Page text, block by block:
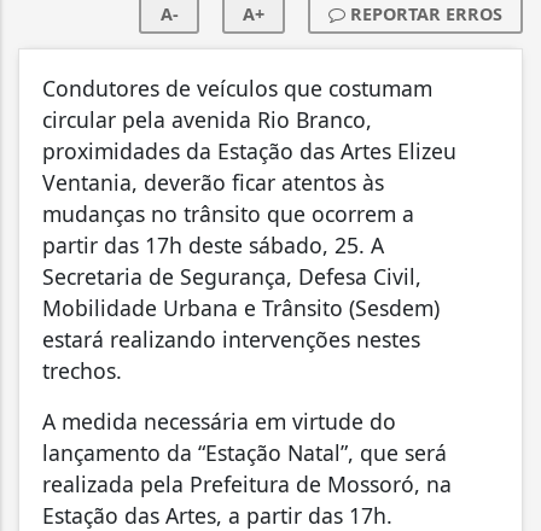
A- A+ REPORTAR ERROS
Condutores de veículos que costumam
circular pela avenida Rio Branco,
proximidades da Estação das Artes Elizeu
Ventania, deverão ficar atentos às
mudanças no trânsito que ocorrem a
partir das 17h deste sábado, 25. A
Secretaria de Segurança, Defesa Civil,
Mobilidade Urbana e Trânsito (Sesdem)
estará realizando intervenções nestes
trechos.
A medida necessária em virtude do
lançamento da “Estação Natal”, que será
realizada pela Prefeitura de Mossoró, na
Estação das Artes, a partir das 17h.